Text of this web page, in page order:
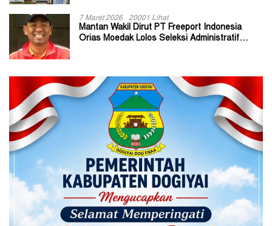
7 Maret 2026 20001 Lihat
Mantan Wakil Dirut PT Freeport Indonesia
Orias Moedak Lolos Seleksi Administratif